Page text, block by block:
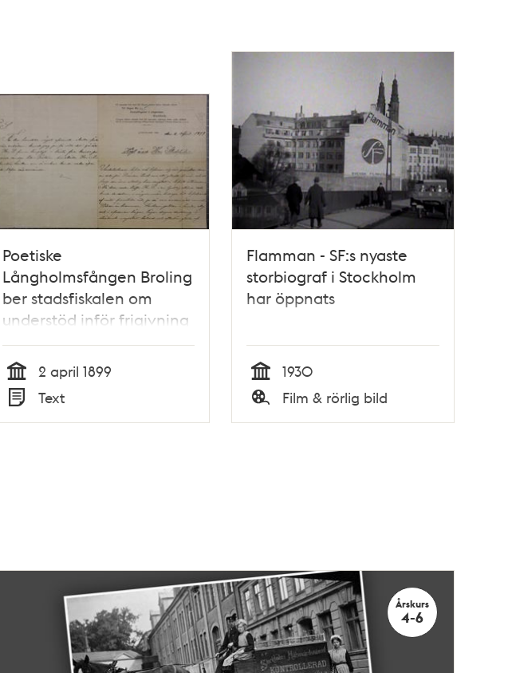
Poetiske
Långholmsfången Broling
ber stadsfiskalen om
understöd inför frigivning
Tid
2 april 1899
Typ
Text
Flamman - SF:s nyaste
storbiograf i Stockholm
har öppnats
Tid
1930
Typ
Film & rörlig bild
Årskurs
4-6